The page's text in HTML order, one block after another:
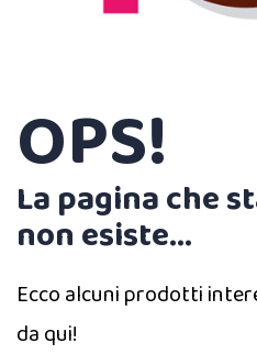
OPS!
La pagina che
non esiste...
Ecco alcuni prodotti
da qui!